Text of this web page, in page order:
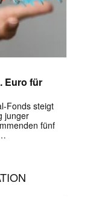
Euro für
Fonds steigt
junger
fünf